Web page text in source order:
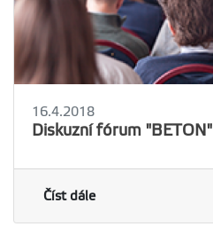
16.4.2018
Diskuzní fórum "BETON"
Číst dále